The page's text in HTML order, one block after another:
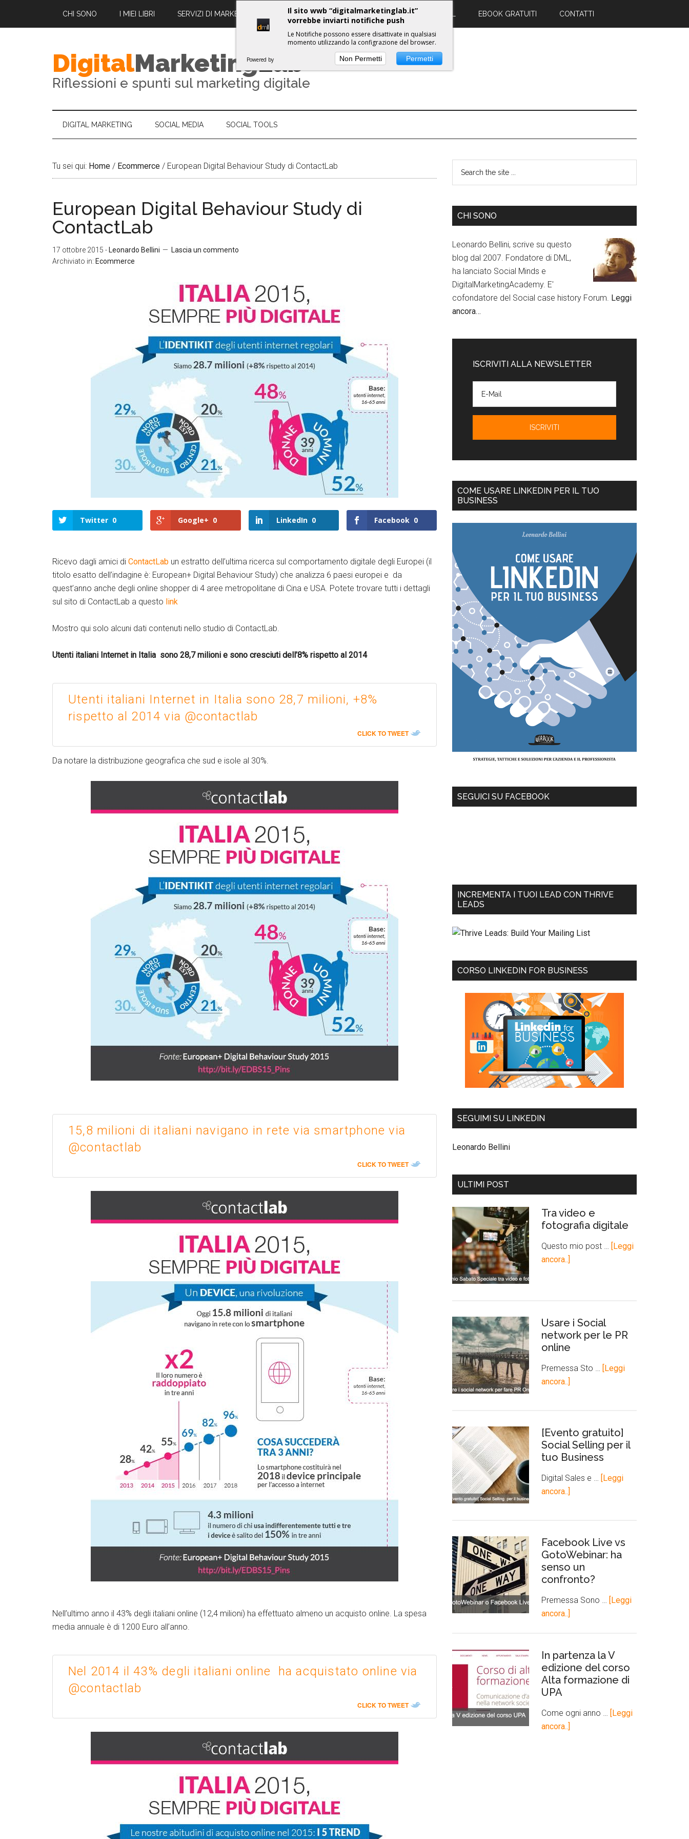
CHI SONO I MIEI LIBRI SERVIZI DI MARKETING DIGITALE PROPULSE WORKSHOPS EBOOK GRATUITI CONTATTI
DigitalMarketingLab
Riflessioni e spunti sul marketing digitale
DIGITAL MARKETING SOCIAL MEDIA SOCIAL TOOLS
Tu sei qui: Home / Ecommerce / European Digital Behaviour Study di ContactLab
European Digital Behaviour Study di
ContactLab
17 ottobre 2015 - Leonardo Bellini
Lascia un commento
Archiviato in: Ecommerce
Twitter 0 Google+ 0 LinkedIn 0 Facebook 0
Ricevo dagli amici di ContactLab un estratto dell’ultima ricerca sul comportamento digitale degli Europei (il
titolo esatto dell’indagine è: European+ Digital Behaviour Study) che analizza 6 paesi europei e da
quest’anno anche degli online shopper di 4 aree metropolitane di Cina e USA. Potete trovare tutti i dettagli
sul sito di ContactLab a questo link
Mostro qui solo alcuni dati contenuti nello studio di ContactLab.
Utenti italiani Internet in Italia sono 28,7 milioni e sono cresciuti dell’8% rispetto al 2014
Utenti italiani Internet in Italia sono 28,7 milioni, +8%
rispetto al 2014 via @contactlab
CLICK TO TWEET
Da notare la distribuzione geografica che sud e isole al 30%.
LinkedIn Facebook
15,8 milioni di italiani navigano in rete via smartphone via
@contactlab
CLICK TO TWEET
LinkedIn Facebook
Nell’ultimo anno il 43% degli italiani online (12,4 milioni) ha effettuato almeno un acquisto online. La spesa
media annuale è di 1200 Euro all’anno.
Nel 2014 il 43% degli italiani online ha acquistato online via
@contactlab
CLICK TO TWEET
LinkedIn Facebook
CHI SONO
Leonardo Bellini, scrive su questo
blog dal 2007. Fondatore di DML,
ha lanciato Social Minds e
DigitalMarketingAcademy. E'
cofondatore del Social case history Forum. Leggi
ancora…
ISCRIVITI ALLA NEWSLETTER
COME USARE LINKEDIN PER IL TUO
BUSINESS
SEGUICI SU FACEBOOK
INCREMENTA I TUOI LEAD CON THRIVE
LEADS
CORSO LINKEDIN FOR BUSINESS
SEGUIMI SU LINKEDIN
Leonardo Bellini
ULTIMI POST
Tra video e
fotografia digitale
Questo mio post …
[Leggi
ancora..]
Usare i Social
network per le PR
online
Premessa Sto …
[Leggi
ancora..]
[Evento gratuito]
Social Selling per il
tuo Business
Digital Sales e …
[Leggi
ancora..]
Facebook Live vs
GotoWebinar: ha
senso un
confronto?
Premessa Sono …
[Leggi
ancora..]
In partenza la V
edizione del corso
Alta formazione di
UPA
Come ogni anno …
[Leggi
ancora..]
Il sito wwb “digitalmarketinglab.it”
vorrebbe inviarti notifiche push
Le Notifiche possono essere disattivate in qualsiasi
momento utilizzando la configrazione del browser.
Powered by Non Permetti Permetti